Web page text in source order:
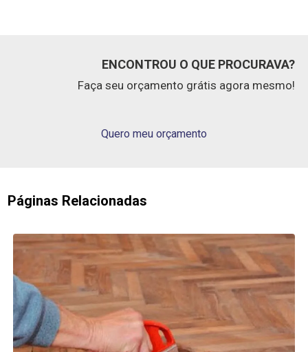
ENCONTROU O QUE PROCURAVA?
Faça seu orçamento grátis agora mesmo!
Quero meu orçamento
Páginas Relacionadas